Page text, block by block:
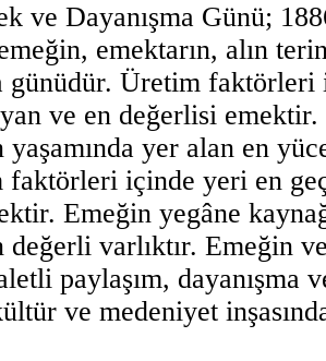
ve Dayanışma Günü;
emektarın, alın
günüdür. Üretim
ve en değerlisi emektir.
yaşamında yer alan en
içinde yeri en
Emeğin yegâne
değerli varlıktır. Emeğin
paylaşım,
ve medeniyet